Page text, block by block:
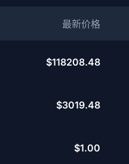
最新价格
$118208.48
$3019.48
$1.00